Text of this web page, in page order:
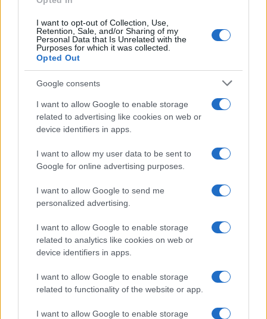
I want to opt-out of Collection, Use,
Retention, Sale, and/or Sharing of my
Personal Data that Is Unrelated with the
Purposes for which it was collected.
Opted Out
Google consents
I want to allow Google to enable storage
related to advertising like cookies on web or
device identifiers in apps.
I want to allow my user data to be sent to
Google for online advertising purposes.
I want to allow Google to send me
personalized advertising.
I want to allow Google to enable storage
related to analytics like cookies on web or
device identifiers in apps.
I want to allow Google to enable storage
related to functionality of the website or app.
I want to allow Google to enable storage
ΕΛΛΑΔΑ
Σέρρες: «Τα έχασα όλα» – Συγκλονίζει ο
πατέρας, τι λέει ο οδηγός του φορτηγού
7/08/2026 - 7:14μμ